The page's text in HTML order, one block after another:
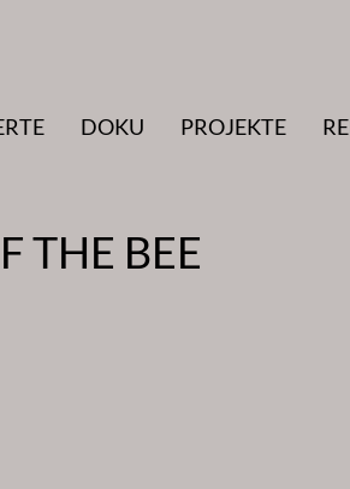
DOKU PROJEKTE
THE BEE